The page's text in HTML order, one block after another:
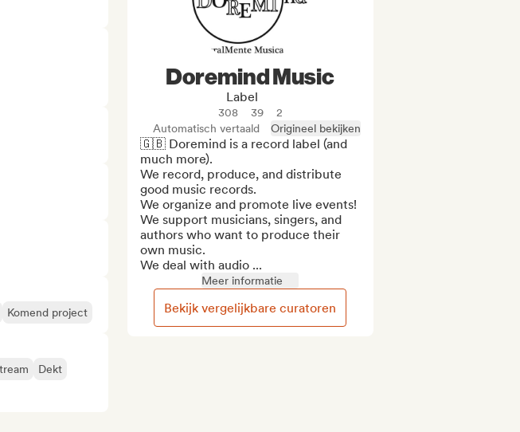
Komend project
Dekt
Doremind Music
Label
308 39
2
Automatisch vertaald
Origineel bekijken
🇬🇧 Doremind is a record label (and
much more).
We record, produce, and distribute
good music records.
We organize and promote live events!
We support musicians, singers, and
authors who want to produce their
own music.
We deal with audio ...
Meer informatie
Bekijk vergelijkbare curatoren